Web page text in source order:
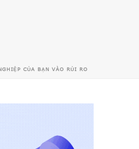
CỦA BẠN VÀO RỦI RO